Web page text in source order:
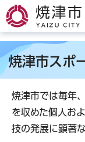
焼津市
焼津市スポ
焼津市では毎年
を収めた個人お
技の発展に顕著